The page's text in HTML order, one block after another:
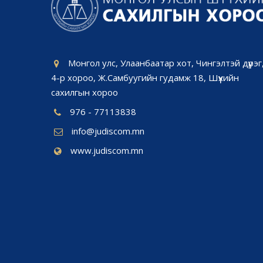
Монгол улс, Улаанбаатар хот, Чингэлтэй
4-р хороо, Ж.Самбуугийн гудамж 18, Шүүхийн
сахилгын хороо
976 - 77113838
info@judiscom.mn
www.judiscom.mn